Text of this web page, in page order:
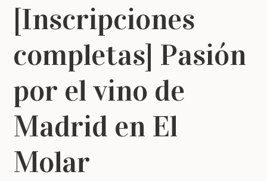
[Inscripciones
completas] Pasión
por el vino de
Madrid en El
Molar